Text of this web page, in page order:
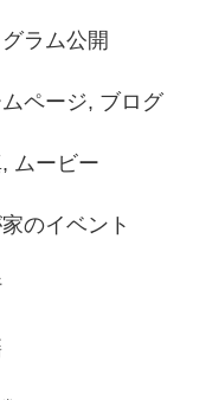
ラム公開
ページ, ブログ
ムービー
のイベント